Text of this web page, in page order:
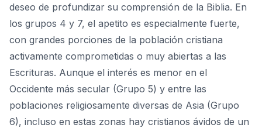
deseo de profundizar su comprensión de la Biblia. En
los grupos 4 y 7, el apetito es especialmente fuerte,
con grandes porciones de la población cristiana
activamente comprometidas o muy abiertas a las
Escrituras. Aunque el interés es menor en el
Occidente más secular (Grupo 5) y entre las
poblaciones religiosamente diversas de Asia (Grupo
6), incluso en estas zonas hay cristianos ávidos de un